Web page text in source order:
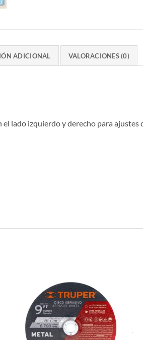
ADICIONAL VALORACIONES (0)
el lado izquierdo y derecho para